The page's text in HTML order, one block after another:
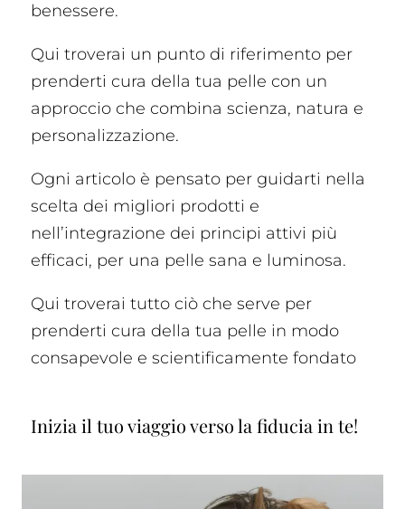
benessere.
Qui troverai un punto di riferimento per
prenderti cura della tua pelle con un
approccio che combina scienza, natura e
personalizzazione.
Ogni articolo è pensato per guidarti nella
scelta dei migliori prodotti e
nell’integrazione dei principi attivi più
efficaci, per una pelle sana e luminosa.
Qui troverai tutto ciò che serve per
prenderti cura della tua pelle in modo
consapevole e scientificamente fondato
Inizia il tuo viaggio verso la fiducia in te!